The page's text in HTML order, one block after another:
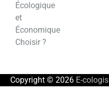
l’article
Écologique
et
Économique
Choisir ?
Copyright © 2026 E-cologis